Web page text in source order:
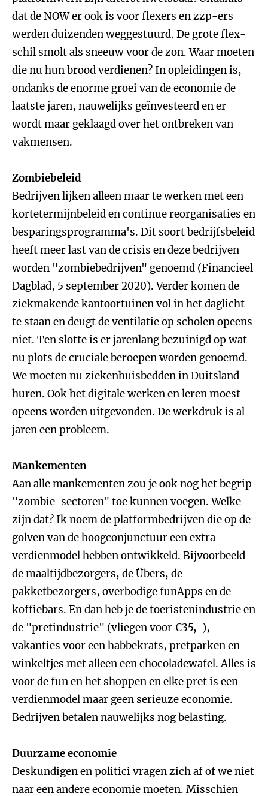
dat de NOW er ook is voor flexers en zzp-ers
werden duizenden weggestuurd. De grote flex-
schil smolt als sneeuw voor de zon. Waar moeten
die nu hun brood verdienen? In opleidingen is,
ondanks de enorme groei van de economie de
laatste jaren, nauwelijks geïnvesteerd en er
wordt maar geklaagd over het ontbreken van
vakmensen.
Zombiebeleid
Bedrijven lijken alleen maar te werken met een
kortetermijnbeleid en continue reorganisaties en
besparingsprogramma's. Dit soort bedrijfsbeleid
heeft meer last van de crisis en deze bedrijven
worden "zombiebedrijven" genoemd (Financieel
Dagblad, 5 september 2020). Verder komen de
ziekmakende kantoortuinen vol in het daglicht
te staan en deugt de ventilatie op scholen opeens
niet. Ten slotte is er jarenlang bezuinigd op wat
nu plots de cruciale beroepen worden genoemd.
We moeten nu ziekenhuisbedden in Duitsland
huren. Ook het digitale werken en leren moest
opeens worden uitgevonden. De werkdruk is al
jaren een probleem.
Mankementen
Aan alle mankementen zou je ook nog het begrip
"zombie-sectoren" toe kunnen voegen. Welke
zijn dat? Ik noem de platformbedrijven die op de
golven van de hoogconjunctuur een extra-
verdienmodel hebben ontwikkeld. Bijvoorbeeld
de maaltijdbezorgers, de Übers, de
pakketbezorgers, overbodige funApps en de
koffiebars. En dan heb je de toeristenindustrie en
de "pretindustrie" (vliegen voor €35,-),
vakanties voor een habbekrats, pretparken en
winkeltjes met alleen een chocoladewafel. Alles is
voor de fun en het shoppen en elke pret is een
verdienmodel maar geen serieuze economie.
Bedrijven betalen nauwelijks nog belasting.
Duurzame economie
Deskundigen en politici vragen zich af of we niet
naar een andere economie moeten. Misschien